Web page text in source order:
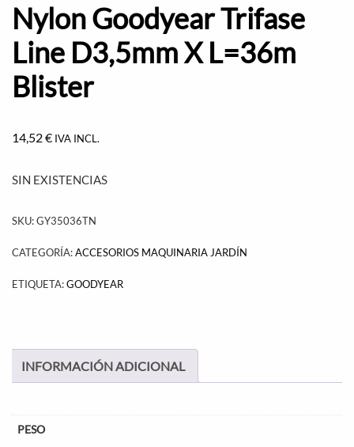
Nylon Goodyear Trifase
Line D3,5mm X L=36m
Blister
14,52€ IVA INCL.
SIN EXISTENCIAS
SKU:GY35036TN
CATEGORÍA:ACCESORIOS MAQUINARIA JARDÍN
ETIQUETA:GOODYEAR
INFORMACIÓN ADICIONAL
PESO